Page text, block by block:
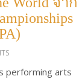
performing arts